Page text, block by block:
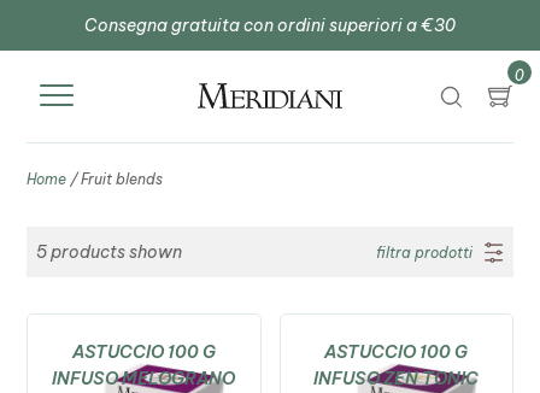
Consegna gratuita con ordini superiori a €30
0
Home / Fruit blends
5products shown filtra prodotti
ASTUCCIO 100 G
INFUSO MELOGRANO
ASTUCCIO 100 G
INFUSO ZEN TONIC